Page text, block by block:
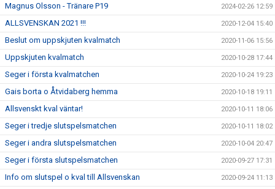
Magnus Olsson - Tränare P19 2024-02-26 12:59
ALLSVENSKAN 2021 !!! 2020-12-04 15:40
Beslut om uppskjuten kvalmatch 2020-11-06 15:56
Uppskjuten kvalmatch 2020-10-28 17:44
Seger i första kvalmatchen 2020-10-24 19:23
Gais borta o Åtvidaberg hemma 2020-10-18 19:11
Allsvenskt kval väntar! 2020-10-11 18:06
Seger i tredje slutspelsmatchen 2020-10-11 18:02
Seger i andra slutspelsmatchen 2020-10-04 20:47
Seger i första slutspelsmatchen 2020-09-27 17:31
Info om slutspel o kval till Allsvenskan 2020-09-24 11:13